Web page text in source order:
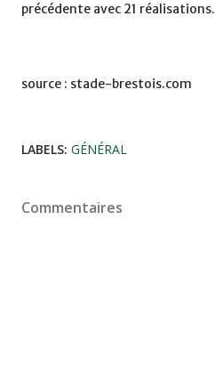
précédente avec 21 réalisations.
source : stade-brestois.com
LABELS: GÉNÉRAL
Commentaires